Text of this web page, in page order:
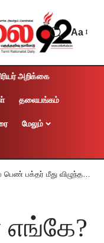
Aa
அறிக்கை
தலையங்கம்
மேலும்
மீது விழுந்த மரக்கிளை